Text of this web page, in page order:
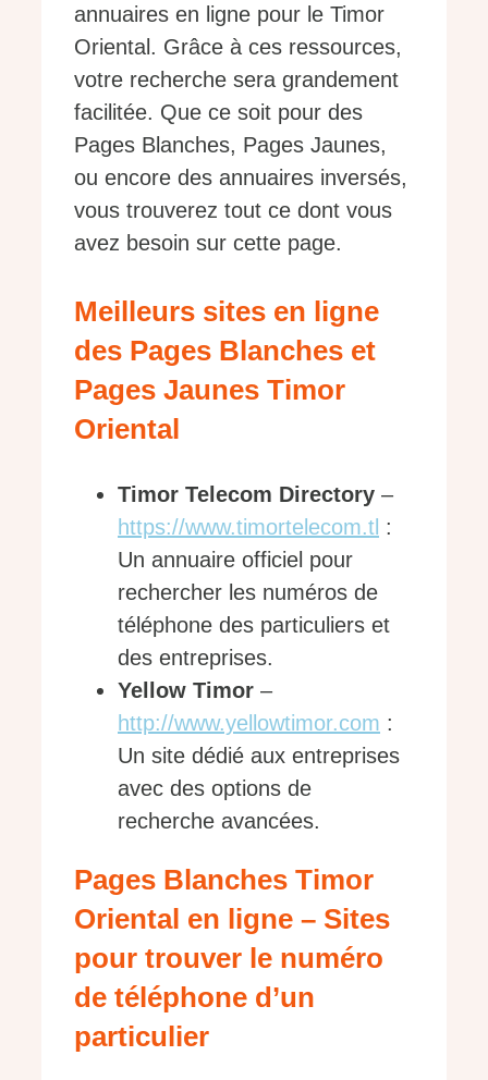
annuaires en ligne pour le Timor
Oriental. Grâce à ces ressources,
votre recherche sera grandement
facilitée. Que ce soit pour des
Pages Blanches, Pages Jaunes,
ou encore des annuaires inversés,
vous trouverez tout ce dont vous
avez besoin sur cette page.
Meilleurs sites en ligne
des Pages Blanches et
Pages Jaunes Timor
Oriental
Timor Telecom Directory –
https://www.timortelecom.tl :
Un annuaire officiel pour
rechercher les numéros de
téléphone des particuliers et
des entreprises.
Yellow Timor –
http://www.yellowtimor.com :
Un site dédié aux entreprises
avec des options de
recherche avancées.
Pages Blanches Timor
Oriental en ligne – Sites
pour trouver le numéro
de téléphone d’un
particulier